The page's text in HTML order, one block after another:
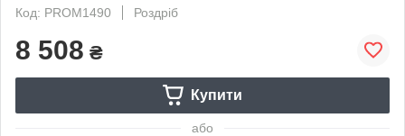
Код: PROM1490
Роздріб
8 508 ₴
Купити
або